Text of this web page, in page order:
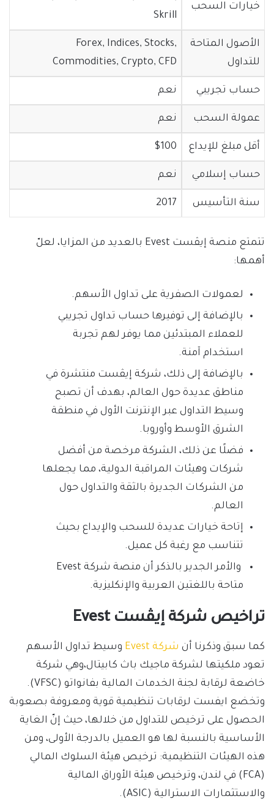
خيارات السحب
Skrill
الأصول المتاحة
للتداول
Forex, Indices, Stocks,
Commodities, Crypto, CFD
حساب تجريبي نعم
عمولة السحب نعم
أقل مبلغ للإيداع $100
حساب إسلامي نعم
سنة التأسيس 2017
تتمتع منصة إيڤست Evest بالعديد من المزايا، لعلّ
أهمها:
لعمولات الصفرية على تداول الأسهم.
بالإضافة إلى توفيرها حساب تداول تجريبي
للعملاء المبتدئين مما يوفر لهم تجربة
استخدام آمنة.
بالإضافة إلى ذلك، شركة إيڤست منتشرة في
مناطق عديدة حول العالم، بهدف أن تصبح
وسيط التداول عبر الإنترنت الأول في منطقة
الشرق الأوسط وأوروبا.
فضلًا عن ذلك، الشركة مرخصة من أفضل
شركات وهيئات المراقبة الدولية، مما يجعلها
من الشركات الجديرة بالثقة والتداول حول
العالم.
إتاحة خيارات عديدة للسحب والإيداع بحيث
تتناسب مع رغبة كل عميل.
والأمر الجدير بالذكر أن منصة شركة Evest
متاحة باللغتين العربية والإنكليزية.
تراخيص شركة إيڤست Evest
كما سبق وذكرنا أن شركة Evest
وسيط تداول الأسهم
تعود ملكيتها لشركة ماجيك باث كابيتال،وهي شركة
خاضعة لرقابة لجنة الخدمات المالية بفانواتو (VFSC).
وتخضع ايفست لرقابات تنظيمية قوية ومعروفة بصعوبة
الحصول على ترخيص للتداول من خلالها، حيث إنّ الغاية
الأساسية بالنسبة لها هو العميل بالدرجة الأولى، ومن
هذه الهيئات التنظيمية: ترخيص هيئة السلوك المالي
(FCA) في لندن، وترخيص هيئة الأوراق المالية
والاستثمارات الاسترالية (ASIC).